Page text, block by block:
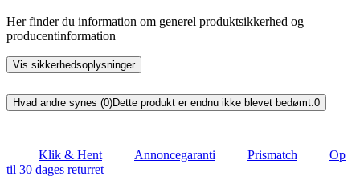
Her finder du information om generel produktsikkerhed og
producentinformation
Vis sikkerhedsoplysninger
Hvad andre synes (0)Dette produkt er endnu ikke blevet bedømt.0
Klik & Hent Annoncegaranti Prismatch
Op
til 30 dages returret